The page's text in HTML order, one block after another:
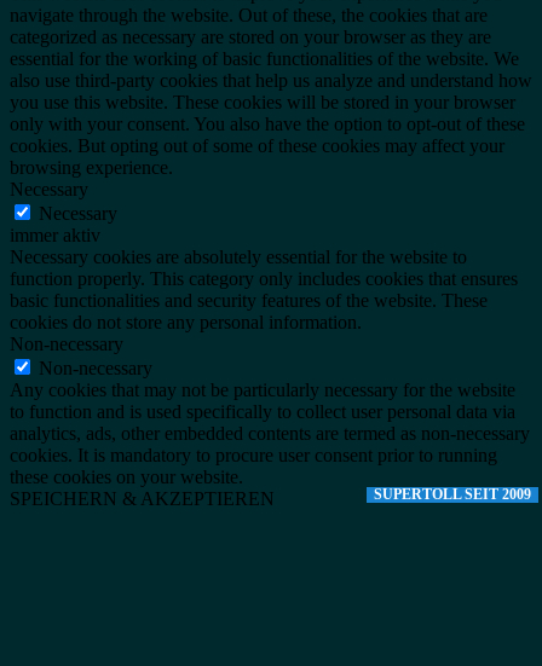
SUPERTOLL SEIT 2009
navigate through the website. Out of these, the cookies that are
categorized as necessary are stored on your browser as they are
essential for the working of basic functionalities of the website. We
also use third-party cookies that help us analyze and understand how
you use this website. These cookies will be stored in your browser
only with your consent. You also have the option to opt-out of these
cookies. But opting out of some of these cookies may affect your
browsing experience.
Necessary
Necessary
immer aktiv
Necessary cookies are absolutely essential for the website to
function properly. This category only includes cookies that ensures
basic functionalities and security features of the website. These
cookies do not store any personal information.
Non-necessary
Non-necessary
Any cookies that may not be particularly necessary for the website
to function and is used specifically to collect user personal data via
analytics, ads, other embedded contents are termed as non-necessary
cookies. It is mandatory to procure user consent prior to running
these cookies on your website.
SPEICHERN & AKZEPTIEREN